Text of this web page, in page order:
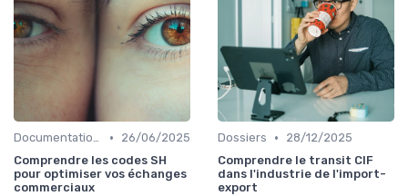
Documentation & Conformité •
26/06/2025
Comprendre les codes SH
pour optimiser vos échanges
commerciaux
Dossiers •
28/12/2025
Comprendre le transit CIF
dans l'industrie de l'import-
export